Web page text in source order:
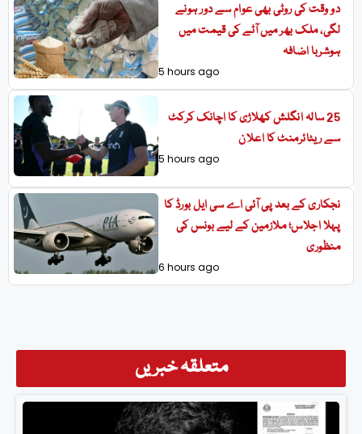
دو وقت کی روٹی بھی عوام سے دور ہونے
لگی، ملک بھر میں آٹے کی قیمت میں
ہوشربا اضافہ
5 hours ago
25 سالہ انگلش کھلاڑی کا اچانک کرکٹ
سے ریٹائرمنٹ کا اعلان
5 hours ago
نجکاری کے بعد پی آئی اے سی ایل بورڈ کا
پہلا اجلاس؛ ملازمین کے لیے بونس کی
منظوری
6 hours ago
متعلقہ خبریں